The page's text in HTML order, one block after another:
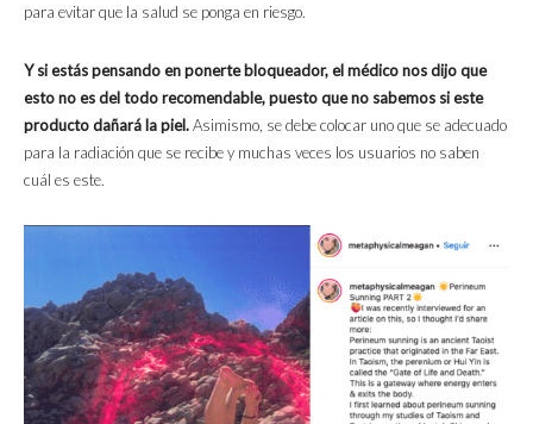
para evitar que la salud se ponga en riesgo.
Y si estás pensando en ponerte bloqueador, el médico nos dijo que
esto no es del todo recomendable, puesto que no sabemos si este
producto dañará la piel.Asimismo, se debe colocar uno que se adecuado
para la radiación que se recibe y muchas veces los usuarios no saben
cuál es este.